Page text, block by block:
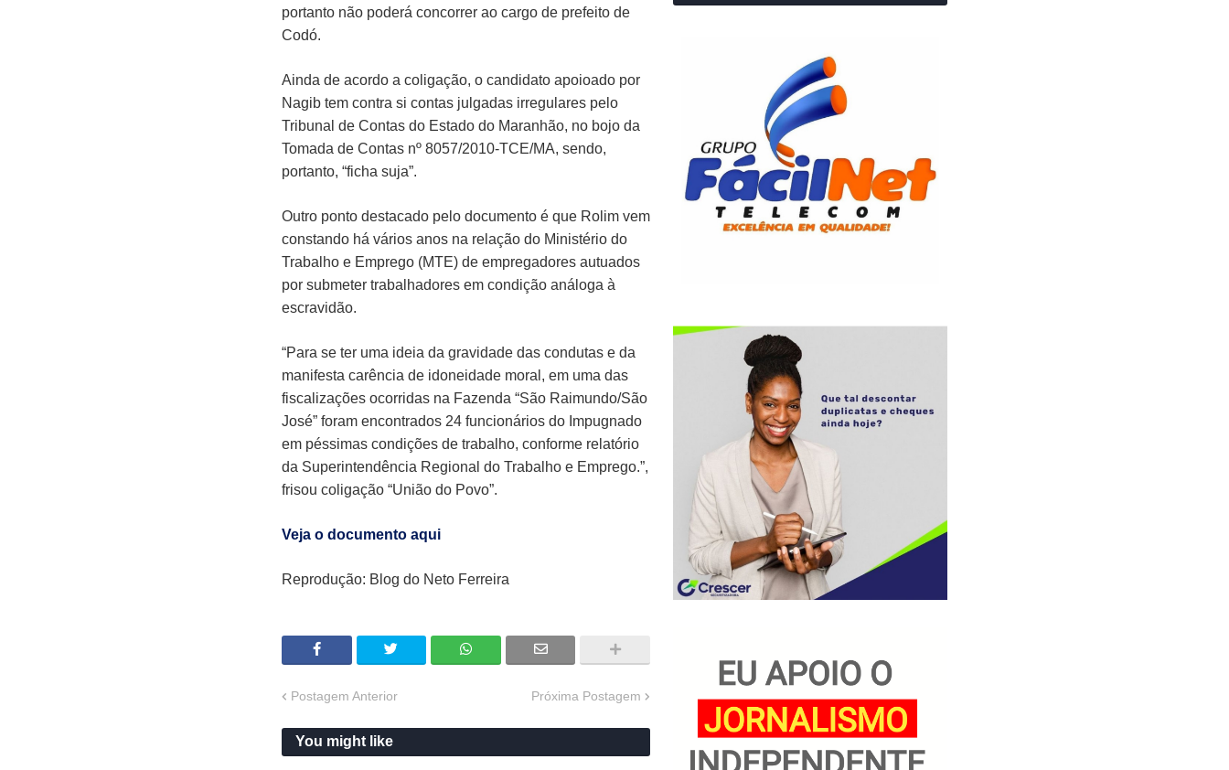
portanto não poderá concorrer ao cargo de prefeito de
Codó.
Ainda de acordo a coligação, o candidato apoioado por
Nagib tem contra si contas julgadas irregulares pelo
Tribunal de Contas do Estado do Maranhão, no bojo da
Tomada de Contas nº 8057/2010-TCE/MA, sendo,
portanto, “ficha suja”.
Outro ponto destacado pelo documento é que Rolim vem
constando há vários anos na relação do Ministério do
Trabalho e Emprego (MTE) de empregadores autuados
por submeter trabalhadores em condição análoga à
escravidão.
“Para se ter uma ideia da gravidade das condutas e da
manifesta carência de idoneidade moral, em uma das
fiscalizações ocorridas na Fazenda “São Raimundo/São
José” foram encontrados 24 funcionários do Impugnado
em péssimas condições de trabalho, conforme relatório
da Superintendência Regional do Trabalho e Emprego.”,
frisou coligação “União do Povo”.
Veja o documento aqui
Reprodução: Blog do Neto Ferreira
Postagem Anterior Próxima Postagem
You might like